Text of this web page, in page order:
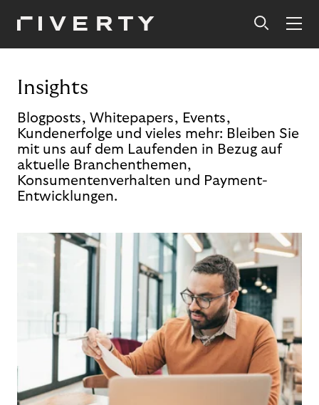
Insights
Blogposts, Whitepapers, Events,
Kundenerfolge und vieles mehr: Bleiben Sie
mit uns auf dem Laufenden in Bezug auf
aktuelle Branchenthemen,
Konsumentenverhalten und Payment-
Entwicklungen.